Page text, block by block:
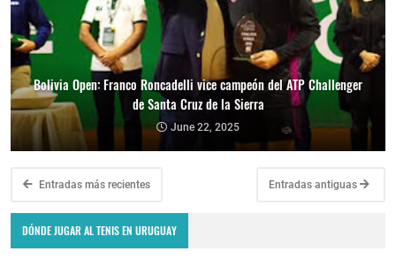
Bolivia Open: Franco Roncadelli vice campeón del ATP Challenger
de Santa Cruz de la Sierra
June 22, 2025
Entradas más recientes Entradas antiguas
DÓNDE JUGAR AL TENIS EN URUGUAY